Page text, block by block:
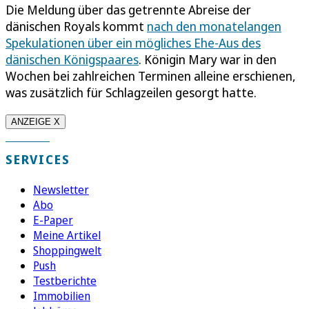
Die Meldung über das getrennte Abreise der
dänischen Royals kommt nach den monatelangen
Spekulationen über ein mögliches Ehe-Aus des
dänischen Königspaares. Königin Mary war in den
Wochen bei zahlreichen Terminen alleine erschienen,
was zusätzlich für Schlagzeilen gesorgt hatte.
ANZEIGE X
SERVICES
Newsletter
Abo
E-Paper
Meine Artikel
Shoppingwelt
Push
Testberichte
Immobilien